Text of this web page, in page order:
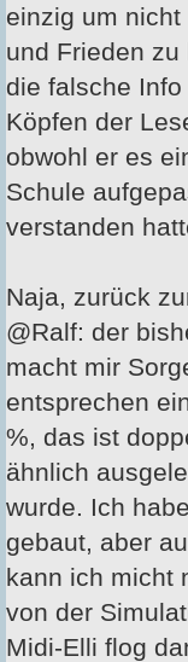
einzig um
und Frieden
die falsche
Köpfen der
obwohl er es
Schule
verstanden
Naja, zurück
@Ralf: der
macht mir
entsprechen
%, das ist
ähnlich
wurde. Ich
gebaut, aber
kann ich micht
von der
Midi-Elli flog